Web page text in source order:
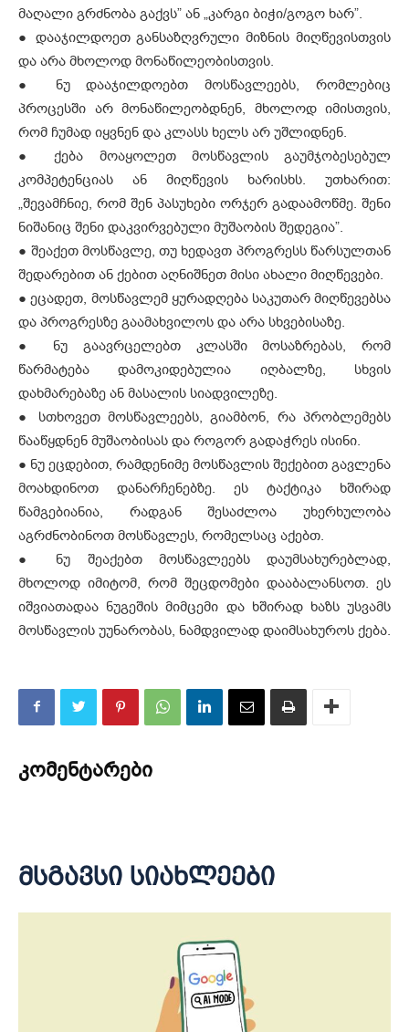
მაღალი გრძნობა გაქვს” ან „კარგი ბიჭი/გოგო ხარ”.
● დააჯილდოეთ განსაზღვრული მიზნის მიღწევისთვის
და არა მხოლოდ მონაწილეობისთვის.
● ნუ დააჯილდოებთ მოსწავლეებს, რომლებიც
პროცესში არ მონაწილეობდნენ, მხოლოდ იმისთვის,
რომ ჩუმად იყვნენ და კლასს ხელს არ უშლიდნენ.
● ქება მოაყოლეთ მოსწავლის გაუმჯობესებულ
კომპეტენციას ან მიღწევის ხარისხს. უთხარით:
„შევამჩნიე, რომ შენ პასუხები ორჯერ გადაამოწმე. შენი
ნიშანიც შენი დაკვირვებული მუშაობის შედეგია”.
● შეაქეთ მოსწავლე, თუ ხედავთ პროგრესს წარსულთან
შედარებით ან ქებით აღნიშნეთ მისი ახალი მიღწევები.
● ეცადეთ, მოსწავლემ ყურადღება საკუთარ მიღწევებსა
და პროგრესზე გაამახვილოს და არა სხვებისაზე.
● ნუ გაავრცელებთ კლასში მოსაზრებას, რომ
წარმატება დამოკიდებულია იღბალზე, სხვის
დახმარებაზე ან მასალის სიადვილეზე.
● სთხოვეთ მოსწავლეებს, გიამბონ, რა პრობლემებს
წააწყდნენ მუშაობისას და როგორ გადაჭრეს ისინი.
● ნუ ეცდებით, რამდენიმე მოსწავლის შექებით გავლენა
მოახდინოთ დანარჩენებზე. ეს ტაქტიკა ხშირად
წამგებიანია, რადგან შესაძლოა უხერხულობა
აგრძნობინოთ მოსწავლეს, რომელსაც აქებთ.
● ნუ შეაქებთ მოსწავლეებს დაუმსახურებლად,
მხოლოდ იმიტომ, რომ შეცდომები დააბალანსოთ. ეს
იშვიათადაა ნუგეშის მიმცემი და ხშირად ხაზს უსვამს
მოსწავლის უუნარობას, ნამდვილად დაიმსახუროს ქება.
კომენტარები
მსგავსი სიახლეები